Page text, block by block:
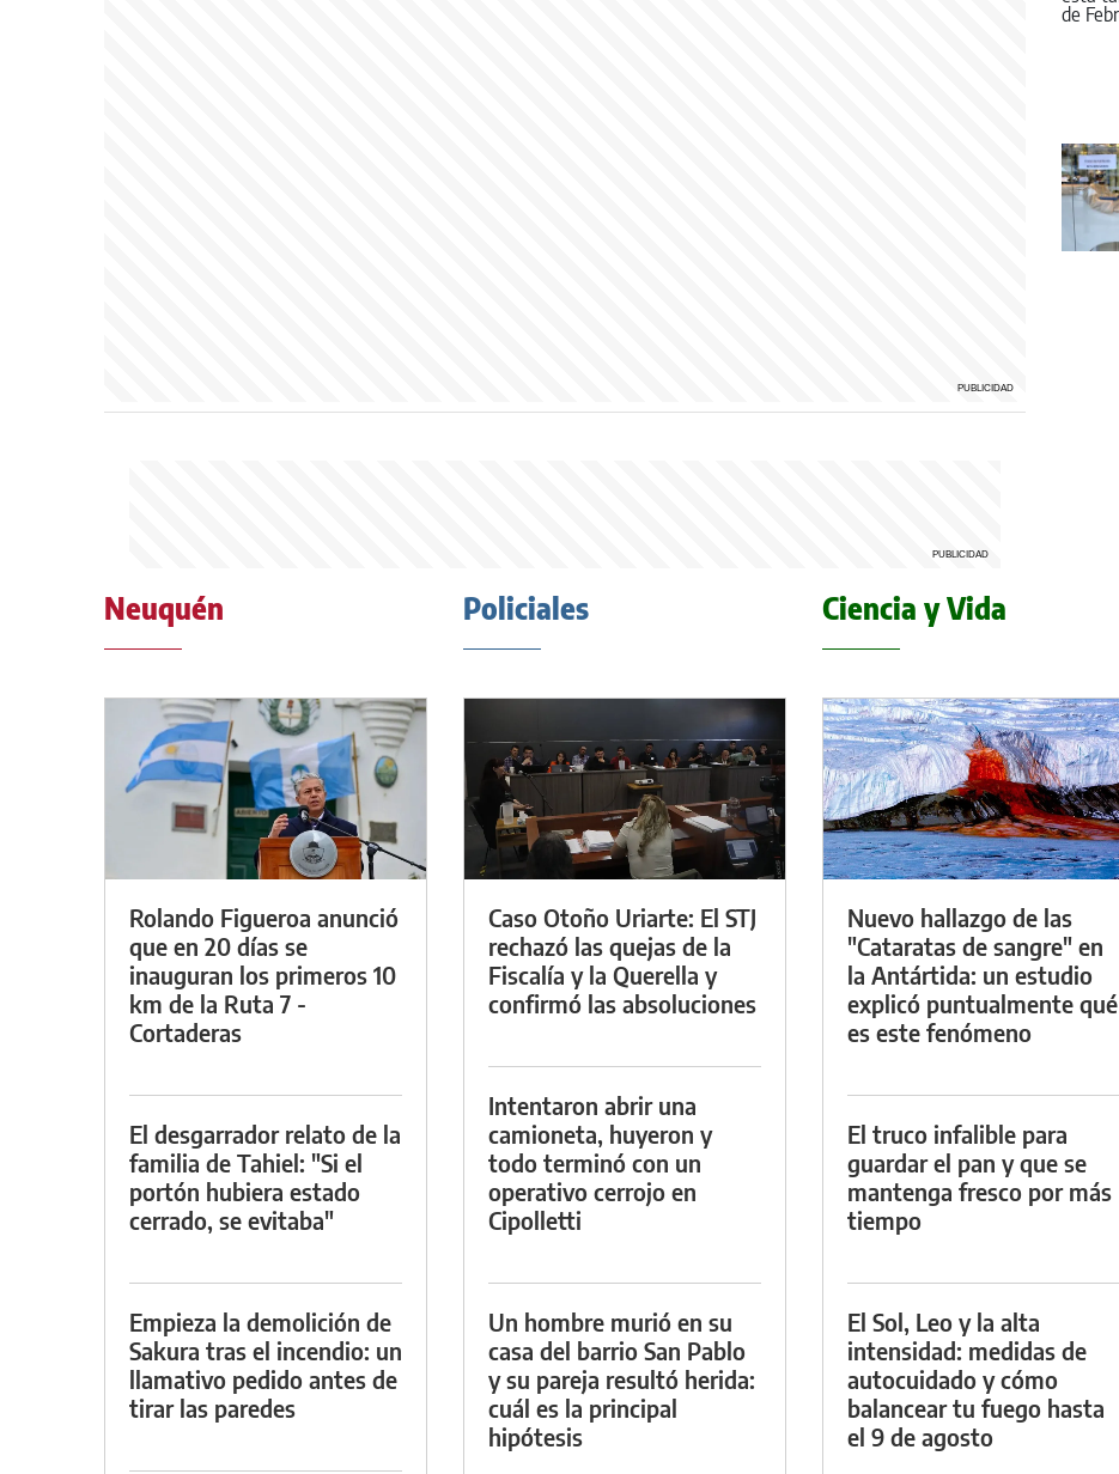
Neuquén
Rolando Figueroa anunció
que en 20 días se
inauguran los primeros 10
km de la Ruta 7 -
Cortaderas
El desgarrador relato de la
familia de Tahiel: "Si el
portón hubiera estado
cerrado, se evitaba"
Empieza la demolición de
Sakura tras el incendio: un
llamativo pedido antes de
tirar las paredes
Policiales
Caso Otoño Uriarte: El STJ
rechazó las quejas de la
Fiscalía y la Querella y
confirmó las absoluciones
Intentaron abrir una
camioneta, huyeron y
todo terminó con un
operativo cerrojo en
Cipolletti
Un hombre murió en su
casa del barrio San Pablo
y su pareja resultó herida:
cuál es la principal
hipótesis
Ciencia y Vida
Nuevo hallazgo de las
"Cataratas de sangre" en
la Antártida: un estudio
explicó puntualmente qué
es este fenómeno
El truco infalible para
guardar el pan y que se
mantenga fresco por más
tiempo
El Sol, Leo y la alta
intensidad: medidas de
autocuidado y cómo
balancear tu fuego hasta
el 9 de agosto